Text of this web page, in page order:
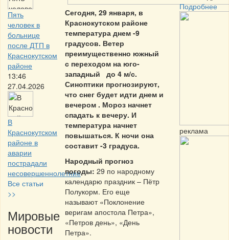
Пять
человек в
больнице
после ДТП в
Краснокутском
районе
13:46
27.04.2026
В
Краснокутском
районе в
аварии
пострадали
несовершеннолетние
Все статьи
>>
Мировые
новости
Сегодня, 29 января, в
Краснокутском районе
температура днем -9
градусов. Ветер
преимущественно южный
с переходом на юго-
западный до 4 м/с.
Синоптики прогнозируют,
что снег будет идти днем и
вечером . Мороз начнет
спадать к вечеру. И
температура начнет
повышаться. К ночи она
составит -3 градуса.
Народный прогноз
погоды: 29 по народному
календарю праздник – Пётр
Полукорм. Его еще
называют «Поклонение
веригам апостола Петра»,
«Петров день», «День
Петра».
Подробнее
реклама